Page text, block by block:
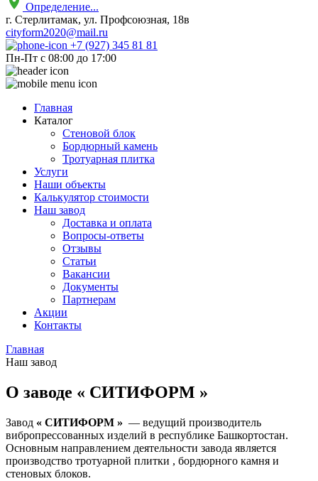
Определение...
г. Стерлитамак, ул. Профсоюзная, 18в
cityform2020@mail.ru
+7 (927) 345 81 81
Пн-Пт с 08:00 до 17:00
Главная
Каталог
Стеновой блок
Бордюрный камень
Тротуарная плитка
Услуги
Наши объекты
Калькулятор стоимости
Наш завод
Доставка и оплата
Вопросы-ответы
Отзывы
Статьи
Вакансии
Документы
Партнерам
Акции
Контакты
Главная
Наш завод
О заводе « СИТИФОРМ »
Завод « СИТИФОРМ » — ведущий производитель
вибропрессованных изделий в республике Башкортостан.
Основным направлением деятельности завода является
производство тротуарной плитки , бордюрного камня и
стеновых блоков.